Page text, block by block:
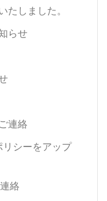
たしました。
らせ
連絡
リシーをアップ
絡